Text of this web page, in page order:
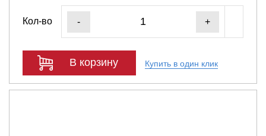
Кол-во - +
В корзину Купить в один клик